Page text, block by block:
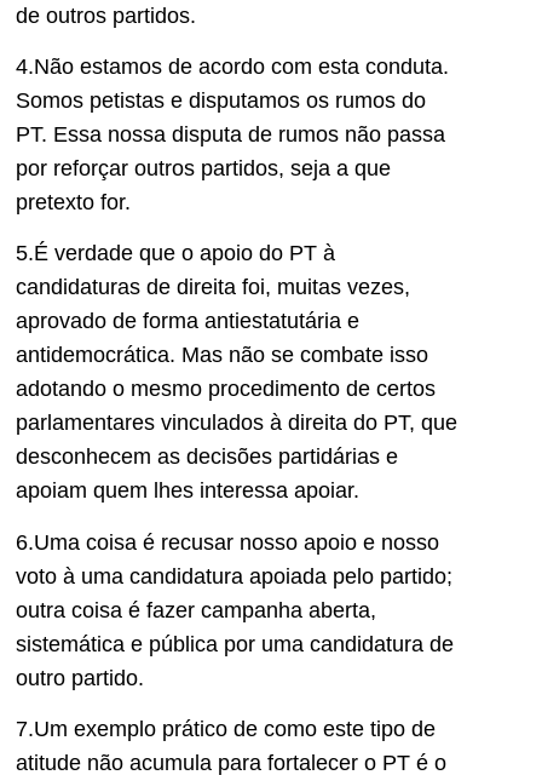
de outros partidos.
4.Não estamos de acordo com esta conduta.
Somos petistas e disputamos os rumos do
PT. Essa nossa disputa de rumos não passa
por reforçar outros partidos, seja a que
pretexto for.
5.É verdade que o apoio do PT à
candidaturas de direita foi, muitas vezes,
aprovado de forma antiestatutária e
antidemocrática. Mas não se combate isso
adotando o mesmo procedimento de certos
parlamentares vinculados à direita do PT, que
desconhecem as decisões partidárias e
apoiam quem lhes interessa apoiar.
6.Uma coisa é recusar nosso apoio e nosso
voto à uma candidatura apoiada pelo partido;
outra coisa é fazer campanha aberta,
sistemática e pública por uma candidatura de
outro partido.
7.Um exemplo prático de como este tipo de
atitude não acumula para fortalecer o PT é o